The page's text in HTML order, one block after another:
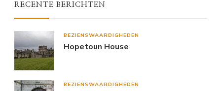
RECENTE BERICHTEN
BEZIENSWAARDIGHEDEN
Hopetoun House
BEZIENSWAARDIGHEDEN